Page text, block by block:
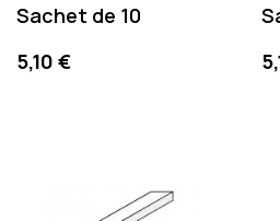
Sachet de 10
Precio
5,10 €